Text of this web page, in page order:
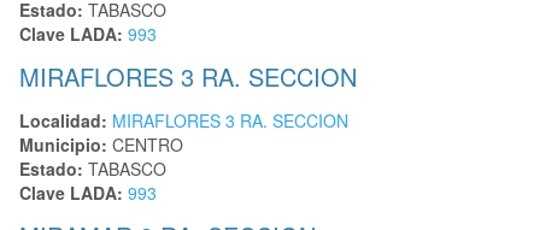
Estado: TABASCO
Clave LADA: 993
MIRAFLORES 3 RA. SECCION
Localidad: MIRAFLORES 3 RA. SECCION
Municipio: CENTRO
Estado: TABASCO
Clave LADA: 993